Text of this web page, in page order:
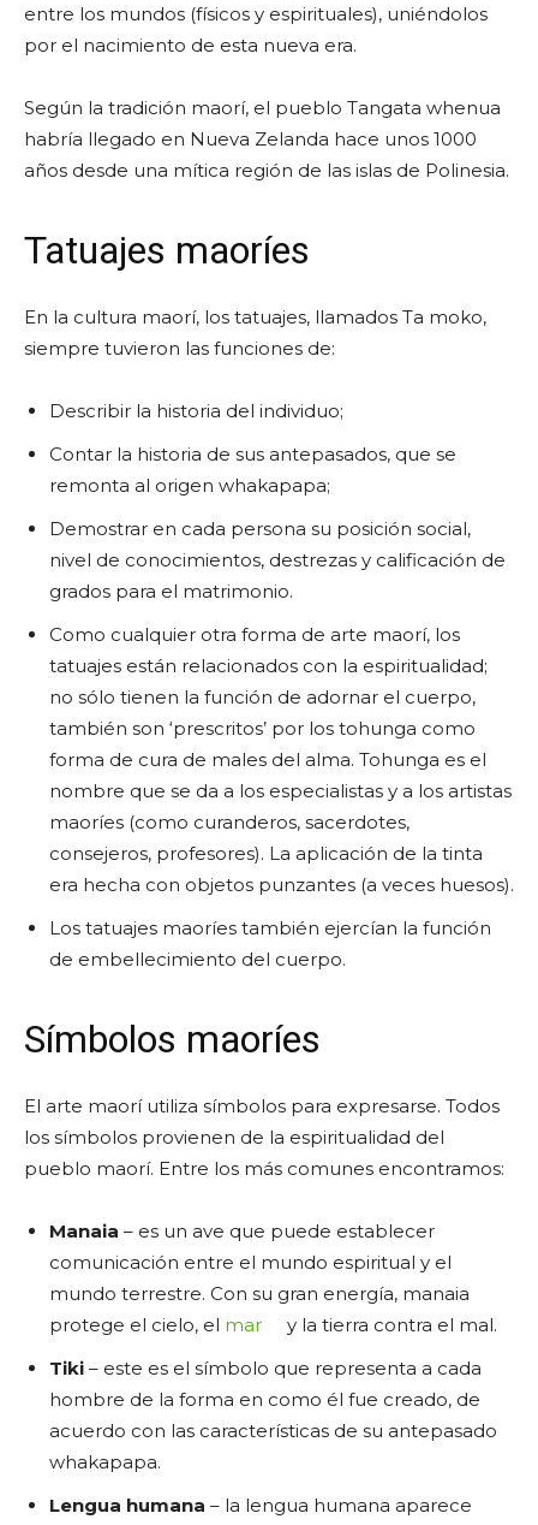
entre los mundos (físicos y espirituales), uniéndolos
por el nacimiento de esta nueva era.
Según la tradición maorí, el pueblo Tangata whenua
habría llegado en Nueva Zelanda hace unos 1000
años desde una mítica región de las islas de Polinesia.
Tatuajes maoríes
En la cultura maorí, los tatuajes, llamados Ta moko,
siempre tuvieron las funciones de:
Describir la historia del individuo;
Contar la historia de sus antepasados, que se
remonta al origen whakapapa;
Demostrar en cada persona su posición social,
nivel de conocimientos, destrezas y calificación de
grados para el matrimonio.
Como cualquier otra forma de arte maorí, los
tatuajes están relacionados con la espiritualidad;
no sólo tienen la función de adornar el cuerpo,
también son ‘prescritos’ por los tohunga como
forma de cura de males del alma. Tohunga es el
nombre que se da a los especialistas y a los artistas
maoríes (como curanderos, sacerdotes,
consejeros, profesores). La aplicación de la tinta
era hecha con objetos punzantes (a veces huesos).
Los tatuajes maoríes también ejercían la función
de embellecimiento del cuerpo.
Símbolos maoríes
El arte maorí utiliza símbolos para expresarse. Todos
los símbolos provienen de la espiritualidad del
pueblo maorí. Entre los más comunes encontramos:
Manaia – es un ave que puede establecer
comunicación entre el mundo espiritual y el
mundo terrestre. Con su gran energía, manaia
protege el cielo, el mar
y la tierra contra el mal.
Tiki – este es el símbolo que representa a cada
hombre de la forma en como él fue creado, de
acuerdo con las características de su antepasado
whakapapa.
Lengua humana – la lengua humana aparece